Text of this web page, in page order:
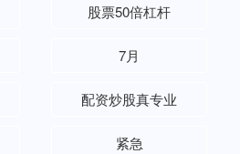
股票50倍杠杆
7月
配资炒股真专业
紧急